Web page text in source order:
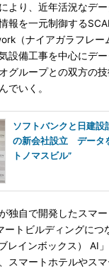
より、近年活況なデ
報を一元制御する
（ナイアガラフレ
設備工事を中心にデ
グループとの双方の
でいく。
ソフトバンクと日建設
の新会社設立 データ
トノマスビル”
独自で開発したスマ
ートビルディングに
レインボックス） AI
スマートホテルやス